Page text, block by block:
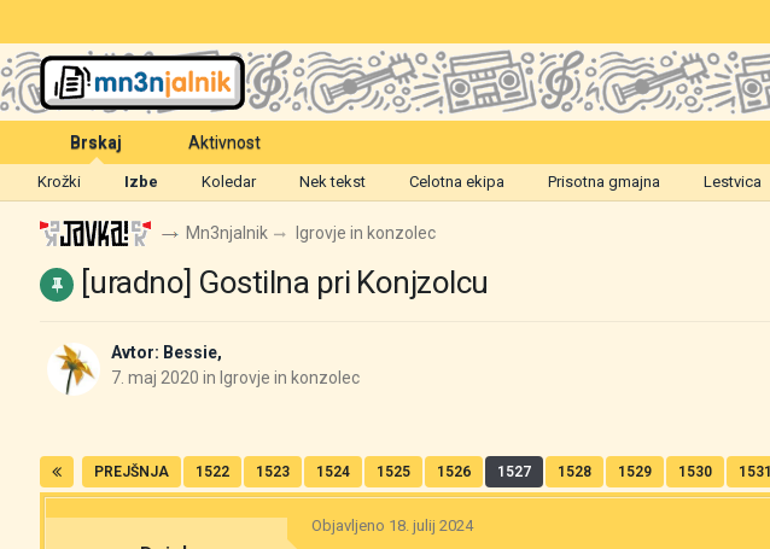
Brskaj
Krožki Izbe Koledar Nek tekst Celotna ekipa Prisotna gmajna Lestvica
Aktivnost
Mn3njalnik Igrovje in konzolec
[uradno] Gostilna pri Konjzolcu
Avtor: Bessie,
7. maj 2020 in Igrovje in konzolec
PREJŠNJA 1522 1523 1524 1525 1526 1527 1528 1529 1530 1531
Objavljeno 18. julij 2024